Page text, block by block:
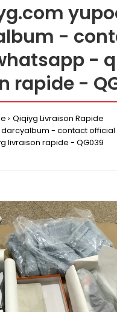
-
-
rapide -
Qiqiyg Livraison Rapide
- contact
livraison rapide - QG039